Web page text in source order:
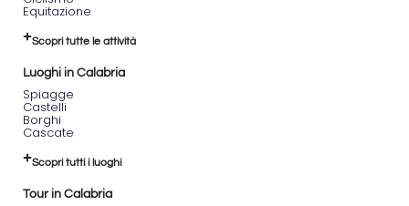
Equitazione
Scopri tutte le attività
Luoghi in Calabria
Spiagge
Castelli
Borghi
Cascate
Scopri tutti i luoghi
Tour in Calabria